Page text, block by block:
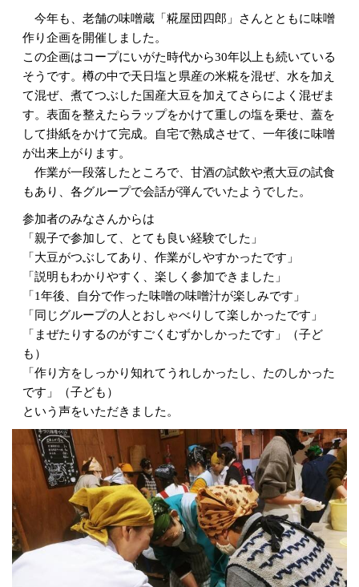
今年も、老舗の味噌蔵「糀屋団四郎」さんとともに味噌
作り企画を開催しました。
この企画はコープにいがた時代から30年以上も続いている
そうです。樽の中で天日塩と県産の米糀を混ぜ、水を加え
て混ぜ、煮てつぶした国産大豆を加えてさらによく混ぜま
す。表面を整えたらラップをかけて重しの塩を乗せ、蓋を
して掛紙をかけて完成。自宅で熟成させて、一年後に味噌
が出来上がります。
作業が一段落したところで、甘酒の試飲や煮大豆の試食
もあり、各グループで会話が弾んでいたようでした。
参加者のみなさんからは
「親子で参加して、とても良い経験でした」
「大豆がつぶしてあり、作業がしやすかったです」
「説明もわかりやすく、楽しく参加できました」
「1年後、自分で作った味噌の味噌汁が楽しみです」
「同じグループの人とおしゃべりして楽しかったです」
「まぜたりするのがすごくむずかしかったです」（子ど
も）
「作り方をしっかり知れてうれしかったし、たのしかった
です」（子ども）
という声をいただきました。